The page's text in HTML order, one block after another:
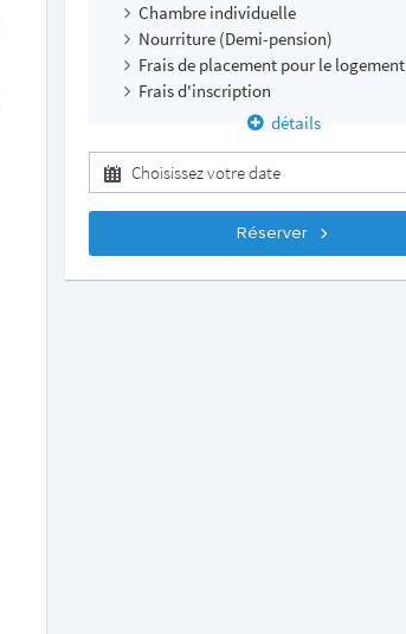
Chambre individuelle
Nourriture (Demi-pension)
Frais de placement pour le logement
Frais d'inscription
détails
Réserver